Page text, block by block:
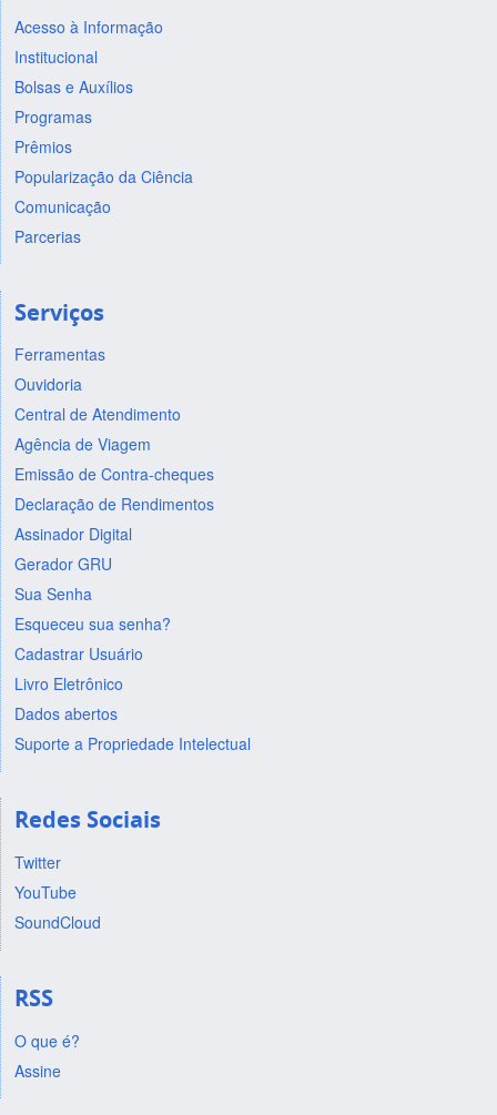
Acesso à Informação
Institucional
Bolsas e Auxílios
Programas
Prêmios
Popularização da Ciência
Comunicação
Parcerias
Serviços
Ferramentas
Ouvidoria
Central de Atendimento
Agência de Viagem
Emissão de Contra-cheques
Declaração de Rendimentos
Assinador Digital
Gerador GRU
Sua Senha
Esqueceu sua senha?
Cadastrar Usuário
Livro Eletrônico
Dados abertos
Suporte a Propriedade Intelectual
Redes Sociais
Twitter
YouTube
SoundCloud
RSS
O que é?
Assine